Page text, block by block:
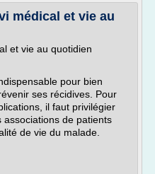
médical et vie au
et vie au quotidien
pour bien
ses récidives. Pour
il faut privilégier
associations de patients
de vie du malade.